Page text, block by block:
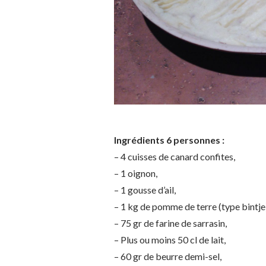
Ingrédients 6 personnes :
– 4 cuisses de canard confites,
– 1 oignon,
– 1 gousse d’ail,
– 1 kg de pomme de terre (type
– 75 gr de farine de sarrasin,
– Plus ou moins 50 cl de lait,
– 60 gr de beurre demi-sel,